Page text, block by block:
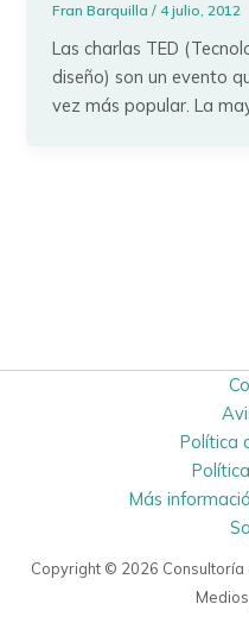
Fran Barquilla/4 julio, 2012
Las charlas TED
diseño) son un evento
vez más popular. La
Política
Más
Copyright © 2026 Consultoría